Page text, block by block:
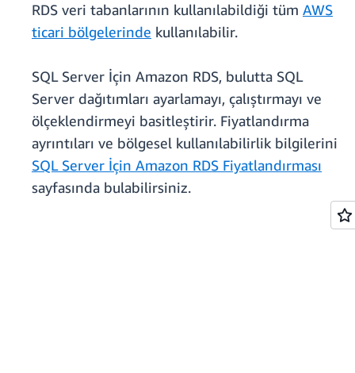
RDS veri tabanlarının kullanılabildiği tüm AWS
ticari bölgelerinde kullanılabilir.
SQL Server İçin Amazon RDS, bulutta SQL
Server dağıtımları ayarlamayı, çalıştırmayı ve
ölçeklendirmeyi basitleştirir. Fiyatlandırma
ayrıntıları ve bölgesel kullanılabilirlik bilgilerini
SQL Server İçin Amazon RDS Fiyatlandırması
sayfasında bulabilirsiniz.